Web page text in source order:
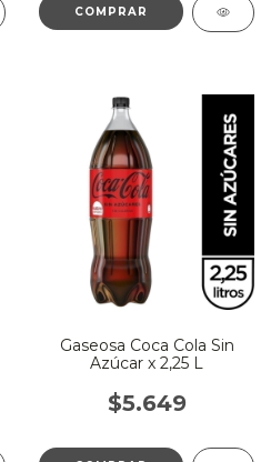
Gaseosa Coca Cola Sin
Azúcar x 2,25 L
$5.649